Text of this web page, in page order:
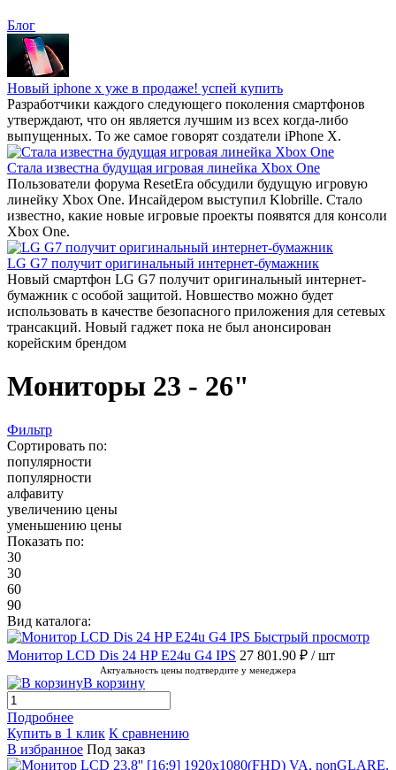
Блог
Новый iphone x уже в продаже! успей купить
Разработчики каждого следующего поколения смартфонов
утверждают, что он является лучшим из всех когда-либо
выпущенных. То же самое говорят создатели iPhone X.
Стала известна будущая игровая линейка Xbox One
Пользователи форума ResetEra обсудили будущую игровую
линейку Xbox One. Инсайдером выступил Klobrille. Стало
известно, какие новые игровые проекты появятся для консоли
Xbox One.
LG G7 получит оригинальный интернет-бумажник
Новый смартфон LG G7 получит оригинальный интернет-
бумажник с особой защитой. Новшество можно будет
использовать в качестве безопасного приложения для сетевых
трансакций. Новый гаджет пока не был анонсирован
корейским брендом
Мониторы 23 - 26"
Фильтр
Сортировать по:
популярности
популярности
алфавиту
увеличению цены
уменьшению цены
Показать по:
30
30
60
90
Вид каталога:
Быстрый просмотр
Монитор LCD Dis 24 HP E24u G4 IPS 27 801.90 ₽ / шт
Актуальность цены подтвердите у менеджера
В корзину
Подробнее
Купить в 1 клик К сравнению
В избранное Под заказ